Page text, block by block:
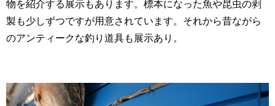
物を紹介する展示もあります。標本になった魚や昆虫の剥
製も少しずつですが用意されています。それから昔ながら
のアンティークな釣り道具も展示あり。